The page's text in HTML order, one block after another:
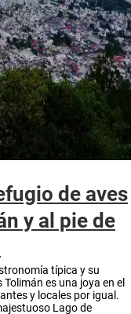
de aves
y al pie de
típica y su
es una joya en el
y locales por igual.
Lago de